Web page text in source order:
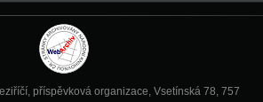
příspěvková organizace, Vsetínská 78, 757